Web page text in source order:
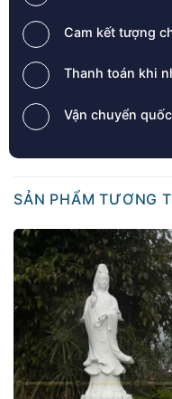
Cam kết tượng
Thanh toán khi
Vận chuyển
SẢN PHẨM TƯƠNG